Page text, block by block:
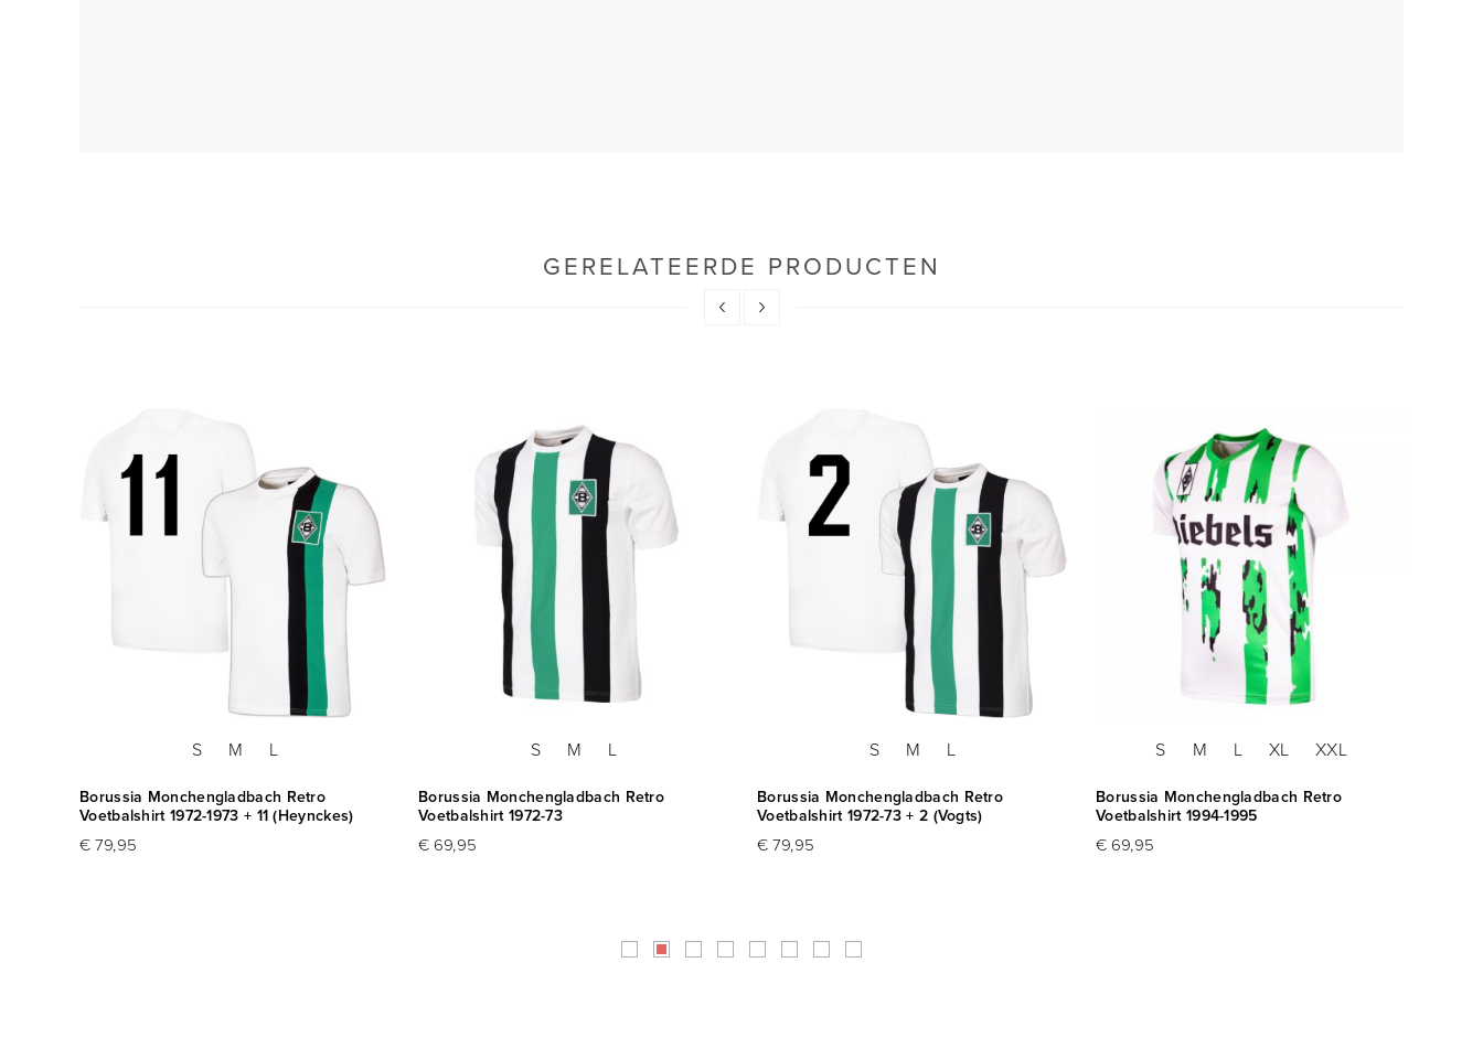
GERELATEERDE PRODUCTEN
S M L
Borussia Monchengladbach Retro
Voetbalshirt 1972-1973 + 11 (Heynckes)
€ 79,95
S M L
Borussia Monchengladbach Retro
Voetbalshirt 1972-73
€ 69,95
S M L
Borussia Monchengladbach Retro
Voetbalshirt 1972-73 + 2 (Vogts)
€ 79,95
S M L XL XXL
Borussia Monchengladbach Retro
Voetbalshirt 1994-1995
€ 69,95